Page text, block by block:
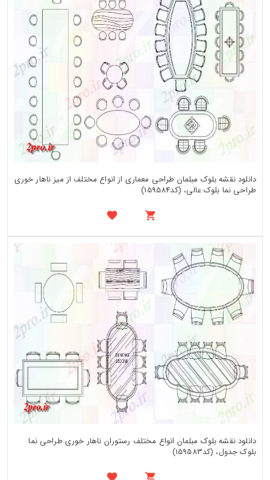
دانلود نقشه بلوک مبلمان طراحی معماری از انواع مختلف از میز ناهار خوری
طراحی نما بلوک عالی، (کد159584)
دانلود نقشه بلوک مبلمان انواع مختلف رستوران ناهار خوری طراحی نما
بلوک جدول، (کد159583)